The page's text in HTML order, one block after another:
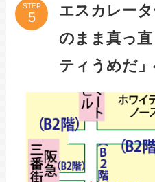
STEP
エスカレー
のまま真っ
ティうめだ